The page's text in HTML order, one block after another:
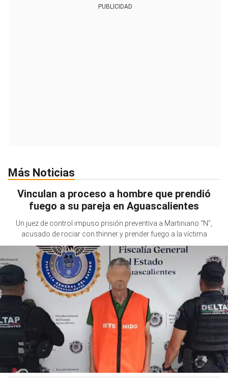
PUBLICIDAD
Más Noticias
Vinculan a proceso a hombre que prendió
fuego a su pareja en Aguascalientes
Un juez de control impuso prisión preventiva a Martiniano “N”,
acusado de rociar con thinner y prender fuego a la víctima